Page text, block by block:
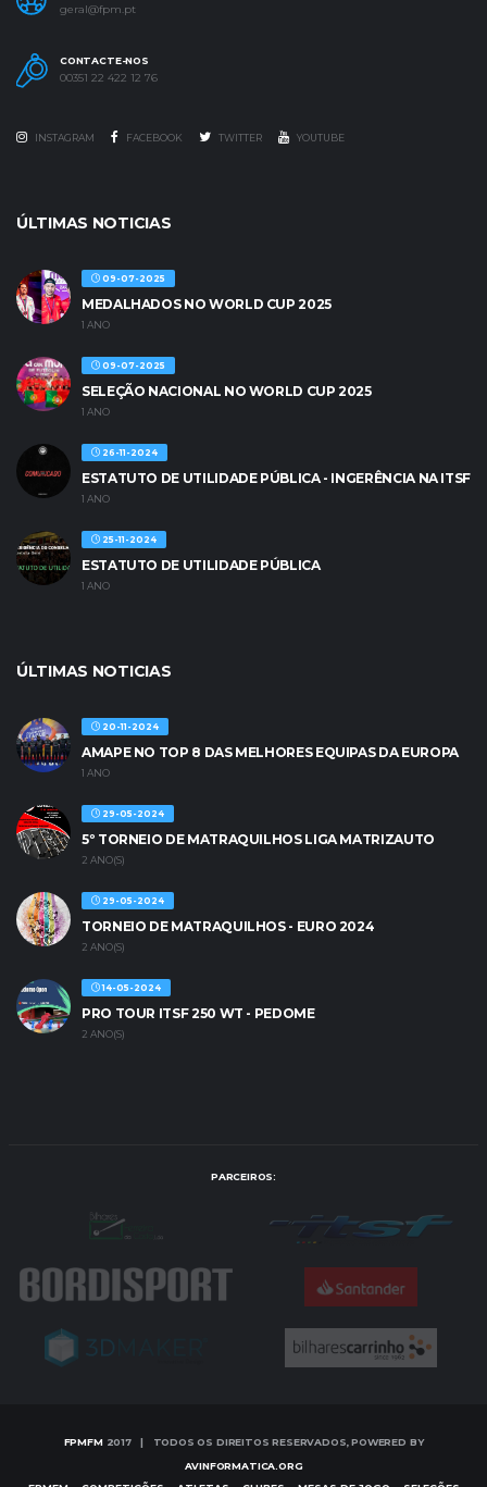
geral@fpm.pt
CONTACTE-NOS
00351 22 422 12 76
INSTAGRAM FACEBOOK TWITTER YOUTUBE
ÚLTIMAS NOTICIAS
09-07-2025
MEDALHADOS NO WORLD CUP 2025
1 ANO
09-07-2025
SELEÇÃO NACIONAL NO WORLD CUP 2025
1 ANO
26-11-2024
ESTATUTO DE UTILIDADE PÚBLICA - INGERÊNCIA NA ITSF
1 ANO
25-11-2024
ESTATUTO DE UTILIDADE PÚBLICA
1 ANO
ÚLTIMAS NOTICIAS
20-11-2024
AMAPE NO TOP 8 DAS MELHORES EQUIPAS DA EUROPA
1 ANO
29-05-2024
5º TORNEIO DE MATRAQUILHOS LIGA MATRIZAUTO
2 ANO(S)
29-05-2024
TORNEIO DE MATRAQUILHOS - EURO 2024
2 ANO(S)
14-05-2024
PRO TOUR ITSF 250 WT - PEDOME
2 ANO(S)
PARCEIROS:
FPMFM2017 | TODOS OS DIREITOS RESERVADOS, POWERED BY
AVINFORMATICA.ORG